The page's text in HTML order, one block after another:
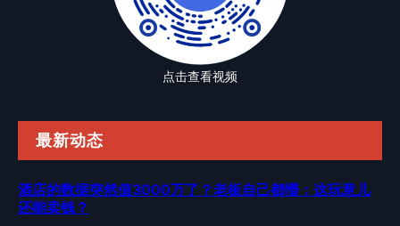
点击查看视频
最新动态
酒店的数据突然值3000万了？老板自己都懵：这玩意儿
还能卖钱？